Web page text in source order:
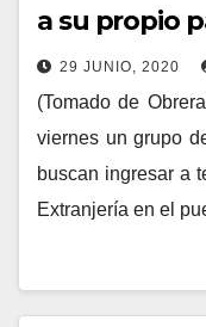
a su propio
29 JUNIO, 2020
(Tomado de
viernes un grupo
buscan ingresar a
Extranjería en el